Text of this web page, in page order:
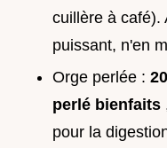
cuillère à café).
puissant, n'en
Orge perlée :
perlé bienfaits
pour la